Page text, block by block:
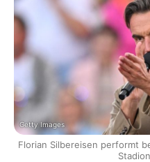
Getty Images
Florian Silbereisen performt